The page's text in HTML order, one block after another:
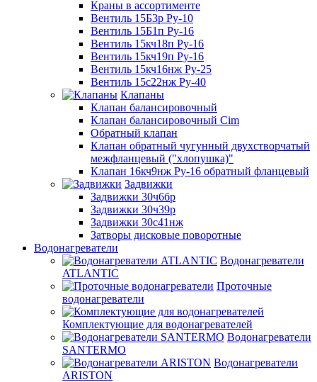
Краны в ассортименте
Вентиль 15Б3р Ру-10
Вентиль 15Б1п Ру-16
Вентиль 15кч18п Ру-16
Вентиль 15кч19п Ру-16
Вентиль 15кч16нж Ру-25
Вентиль 15с22нж Ру-40
Клапаны
Клапан балансировочный
Клапан балансировочный Cim
Обратный клапан
Клапан обратный чугунный двухстворчатый
межфланцевый ("хлопушка)"
Клапан 16кч9нж Ру-16 обратный фланцевый
Задвижки
Задвижки 30ч6бр
Задвижки 30ч39р
Задвижки 30с41нж
Затворы дисковые поворотные
Водонагреватели
Водонагреватели
ATLANTIC
Проточные
водонагреватели
Комплектующие для водонагревателей
Водонагреватели
SANTERMO
Водонагреватели
ARISTON